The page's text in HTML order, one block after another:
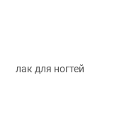
лак для ногтей